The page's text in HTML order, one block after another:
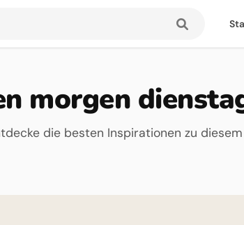
morgen
die besten Inspirationen zu diesem